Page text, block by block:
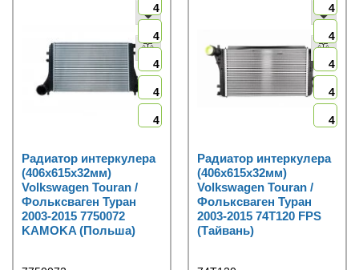
4
4
4
4
4
Радиатор интеркулера
(406x615x32мм)
Volkswagen Touran /
Фольксваген Туран
2003-2015 7750072
KAMOKA (Польша)
4
4
4
4
4
Радиатор интеркулера
(406x615x32мм)
Volkswagen Touran /
Фольксваген Туран
2003-2015 74T120 FPS
(Тайвань)